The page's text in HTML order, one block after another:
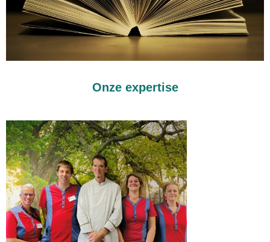
Onze expertise